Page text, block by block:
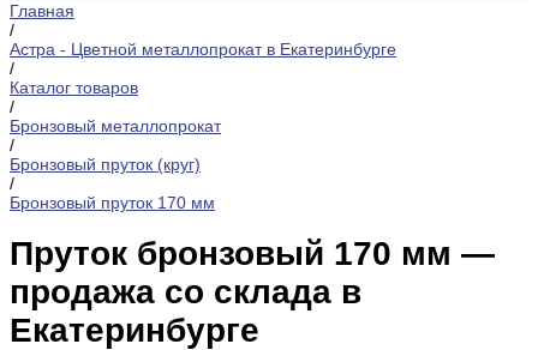
Главная
/
Астра - Цветной металлопрокат в Екатеринбурге
/
Каталог товаров
/
Бронзовый металлопрокат
/
Бронзовый пруток (круг)
/
Бронзовый пруток 170 мм
Пруток бронзовый 170 мм —
продажа со склада в
Екатеринбурге